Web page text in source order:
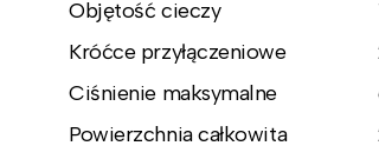
Objętość cieczy
Króćce przyłączeniowe
Ciśnienie maksymalne
Powierzchnia całkowita